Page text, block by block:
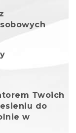
Twoich
do
w